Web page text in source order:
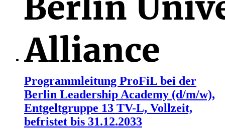
Programmleitung ProFiL bei der
Berlin Leadership Academy (d/m/w),
Entgeltgruppe 13 TV-L, Vollzeit,
befristet bis 31.12.2033